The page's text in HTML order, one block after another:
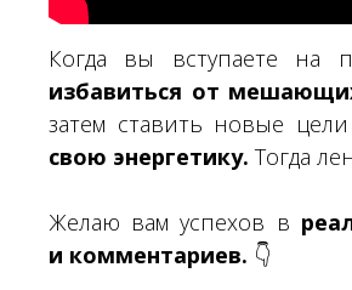
Когда вы вступаете на
избавиться от
затем ставить новые
свою энергетику. Тогда
Желаю вам успехов в
и комментариев. 👇